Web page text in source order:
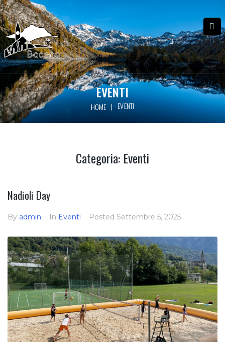
EVENTI
HOME | EVENTI
Categoria: Eventi
Nadioli Day
By admin In Eventi Posted Settembre 5, 2025